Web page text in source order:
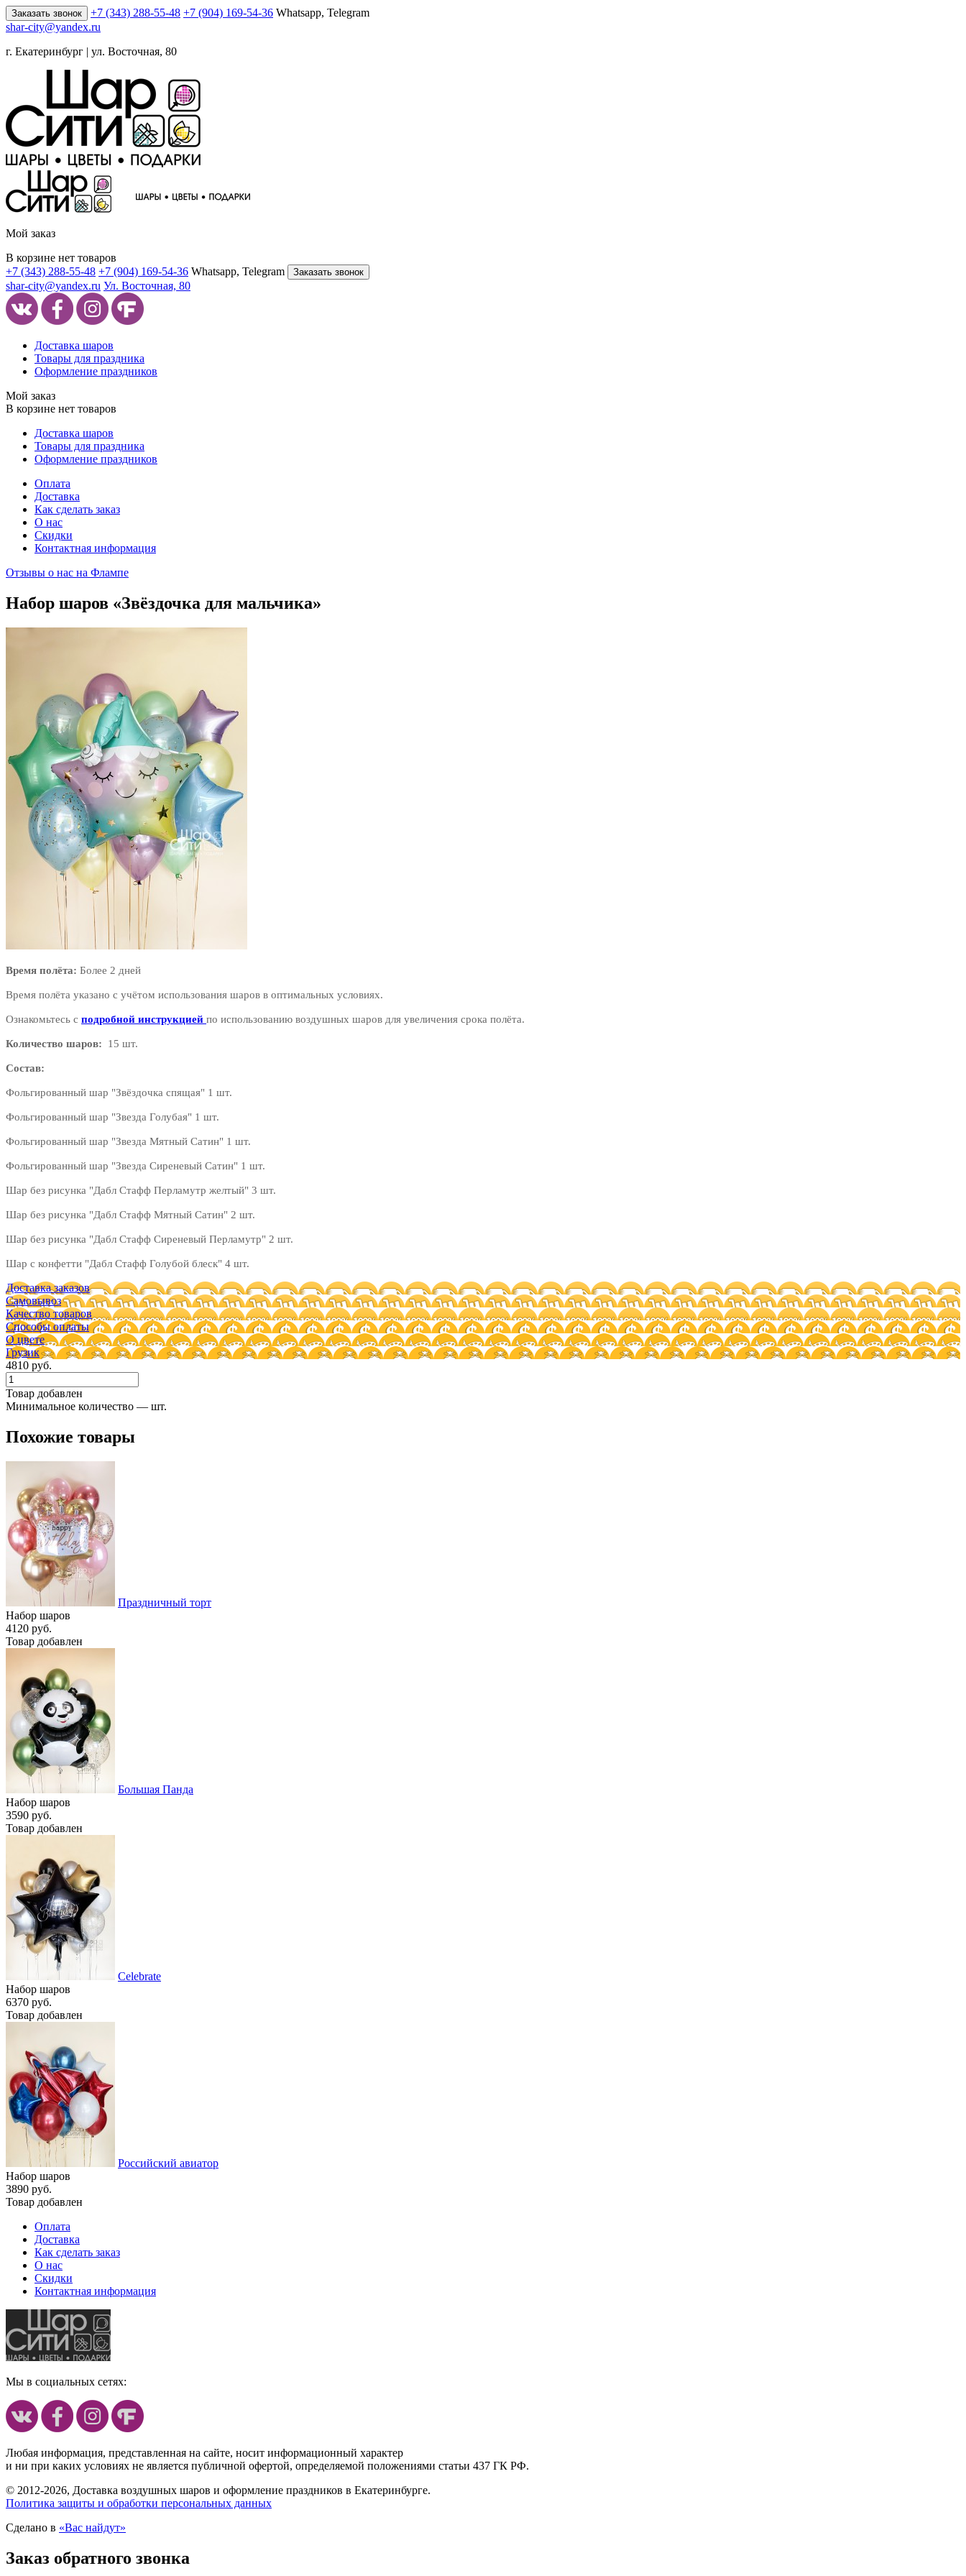
Заказать звонок +7 (343) 288-55-48 +7 (904) 169-54-36 Whatsapp, Telegram
shar-city@yandex.ru
г. Екатеринбург | ул. Восточная, 80
Мой заказ
В корзине нет товаров
+7 (343) 288-55-48 +7 (904) 169-54-36 Whatsapp, Telegram Заказать звонок
shar-city@yandex.ru Ул. Восточная, 80
Доставка шаров
Товары для праздника
Оформление праздников
Мой заказ
В корзине нет товаров
Доставка шаров
Товары для праздника
Оформление праздников
Оплата
Доставка
Как сделать заказ
О нас
Скидки
Контактная информация
Отзывы о нас на Флампе
Набор шаров «Звёздочка для мальчика»
Время полёта: Более 2 дней
Время полёта указано с учётом использования шаров в оптимальных условиях.
Ознакомьтесь с подробной инструкцией по использованию воздушных шаров для увеличения срока полёта.
Количество шаров: 15 шт.
Состав:
Фольгированный шар "Звёздочка спящая" 1 шт.
Фольгированный шар "Звезда Голубая" 1 шт.
Фольгированный шар "Звезда Мятный Сатин" 1 шт.
Фольгированный шар "Звезда Сиреневый Сатин" 1 шт.
Шар без рисунка "Дабл Стафф Перламутр желтый" 3 шт.
Шар без рисунка "Дабл Стафф Мятный Сатин" 2 шт.
Шар без рисунка "Дабл Стафф Сиреневый Перламутр" 2 шт.
Шар с конфетти "Дабл Стафф Голубой блеск" 4 шт.
Доставка заказов
Самовывоз
Качество товаров
Способы оплаты
О цвете
Грузик
4810 руб.
Товар добавлен
Минимальное количество — шт.
Похожие товары
Праздничный торт
Набор шаров
4120 руб.
Товар добавлен
Большая Панда
Набор шаров
3590 руб.
Товар добавлен
Celebrate
Набор шаров
6370 руб.
Товар добавлен
Российский авиатор
Набор шаров
3890 руб.
Товар добавлен
Оплата
Доставка
Как сделать заказ
О нас
Скидки
Контактная информация
Мы в социальных сетях:
Любая информация, представленная на сайте, носит информационный характер
и ни при каких условиях не является публичной офертой, определяемой положениями статьи 437 ГК РФ.
© 2012-2026, Доставка воздушных шаров и оформление праздников в Екатеринбурге.
Политика защиты и обработки персональных данных
Сделано в «Вас найдут»
Заказ обратного звонка